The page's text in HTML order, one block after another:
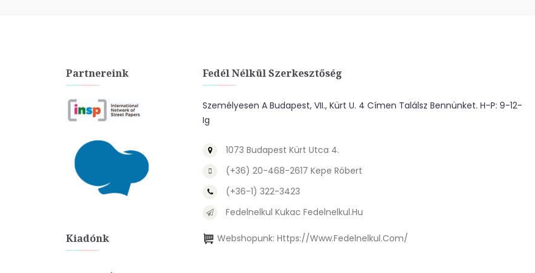
Partnereink
Kiadónk
Fedél Nélkül Szerkesztőség
Személyesen A Budapest, VII., Kürt U. 4 Címen Találsz Bennünket. H-P: 9-12-
Ig
1073 Budapest Kürt Utca 4.
(+36) 20-468-2617 Kepe Róbert
(+36-1) 322-3423
Fedelnelkul Kukac Fedelnelkul.hu
Webshopunk: Https://www.fedelnelkul.com/